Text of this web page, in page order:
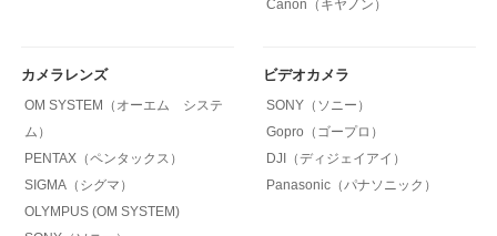
Canon（キヤノン）
カメラレンズ
OM SYSTEM（オーエム システ
ム）
PENTAX（ペンタックス）
SIGMA（シグマ）
OLYMPUS (OM SYSTEM)
ビデオカメラ
SONY（ソニー）
Gopro（ゴープロ）
DJI（ディジェイアイ）
Panasonic（パナソニック）